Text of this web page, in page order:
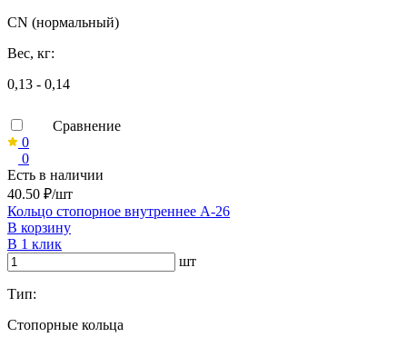
CN (нормальный)
Вес, кг:
0,13 - 0,14
Сравнение
0
0
Есть в наличии
40.50 ₽/шт
Кольцо стопорное внутреннее А-26
В корзину
В 1 клик
шт
Тип:
Стопорные кольца